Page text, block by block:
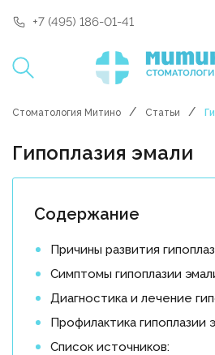
+7 (495) 186-01-41
Стоматология Митино Статьи
Гипоплазия эмали
Содержание
Причины развития
Симптомы гипоплазии
Диагностика и лечение
Профилактика гипоплазии
Список источников: